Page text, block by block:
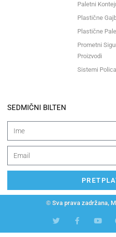
Paletni
Plastične
Plastične
Prometni
Proizvodi
Sistemi Polica
SEDMIČNI BILTEN
© Sva prava zadržana,